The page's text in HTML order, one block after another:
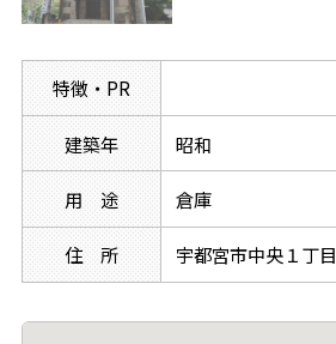
特徴・PR
建築年 昭和
用 途 倉庫
住 所 宇都宮市中央１丁目